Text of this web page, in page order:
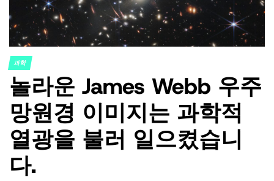
POSTED
IN
과학
놀라운 James Webb 우주
망원경 이미지는 과학적
열광을 불러 일으켰습니
다.